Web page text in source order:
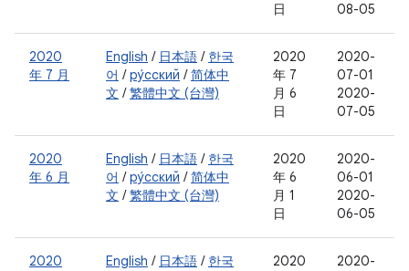
日
08-05
2020
年 7 月
English / 日本語 / 한국
어 /ру́сский /简体中
文 /繁體中文 (台灣)
2020
年 7
月 6
日
2020-
07-01
2020-
07-05
2020
年 6 月
English / 日本語 / 한국
어 /ру́сский /简体中
文 /繁體中文 (台灣)
2020
年 6
月 1
日
2020-
06-01
2020-
06-05
2020
English / 日本語 / 한국
2020
2020-